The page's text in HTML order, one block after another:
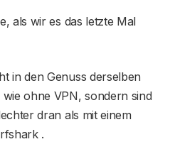
als wir es das letzte Mal
in den Genuss derselben
ohne VPN, sondern sind
dran als mit einem
.